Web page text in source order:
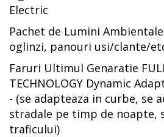
Electric
Pachet de Lumini
oglinzi, panouri usi/clante/
Faruri Ultimul Genaratie
TECHNOLOGY Dynamic
- (se adapteaza in curbe, se
stradale pe timp de noapte,
traficului)